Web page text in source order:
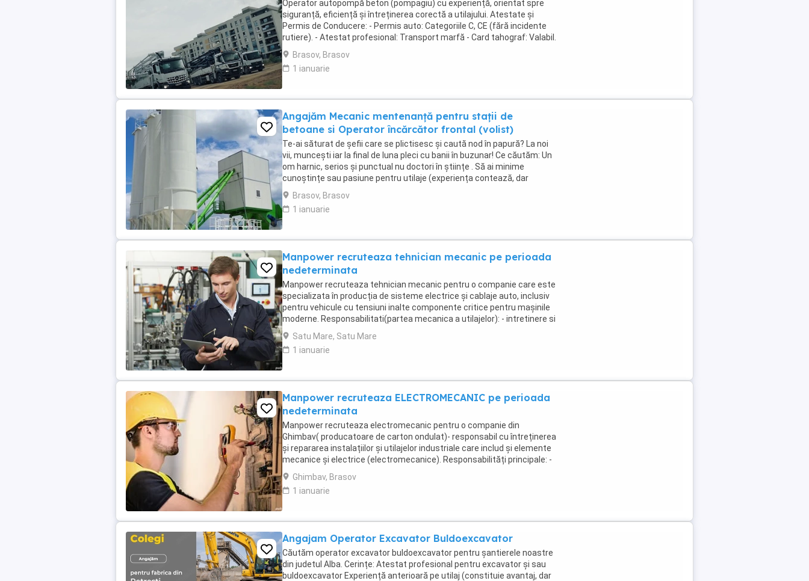
Operator autopompă beton (pompagiu) cu experiență, orientat spre
siguranță, eficiență și întreținerea corectă a utilajului. Atestate și
Permis de Conducere: - Permis auto: Categoriile C, CE (fără incidente
rutiere). - Atestat profesional: Transport marfă - Card tahograf: Valabil.
- Opțional: Autorizație ...
Brasov, Brasov
1 ianuarie
Angajăm Mecanic mentenanță pentru stații de
betoane si Operator încărcător frontal (volist)
Te-ai săturat de șefii care se plictisesc și caută nod în papură? La noi
vii, muncești iar la final de luna pleci cu banii în buzunar! Ce căutăm: Un
om harnic, serios și punctual nu doctori în științe . Să ai minime
cunoștințe sau pasiune pentru utilaje (experiența contează, dar
prețuim mai mult ...
Brasov, Brasov
1 ianuarie
Manpower recruteaza tehnician mecanic pe perioada
nedeterminata
Manpower recruteaza tehnician mecanic pentru o companie care este
specializata în producția de sisteme electrice și cablaje auto, inclusiv
pentru vehicule cu tensiuni inalte componente critice pentru mașinile
moderne. Responsabilitati(partea mecanica a utilajelor): - intretinere si
reparatii mecanice ...
Satu Mare, Satu Mare
1 ianuarie
Manpower recruteaza ELECTROMECANIC pe perioada
nedeterminata
Manpower recruteaza electromecanic pentru o companie din
Ghimbav( producatoare de carton ondulat)- responsabil cu întreținerea
și repararea instalațiilor și utilajelor industriale care includ și elemente
mecanice și electrice (electromecanice). Responsabilități principale: -
monitorizeaza și execută ...
Ghimbav, Brasov
1 ianuarie
Angajam Operator Excavator Buldoexcavator
Căutăm operator excavator buldoexcavator pentru șantierele noastre
din judetul Alba. Cerințe: Atestat profesional pentru excavator și sau
buldoexcavator Experiență anterioară pe utilaj (constituie avantaj, dar